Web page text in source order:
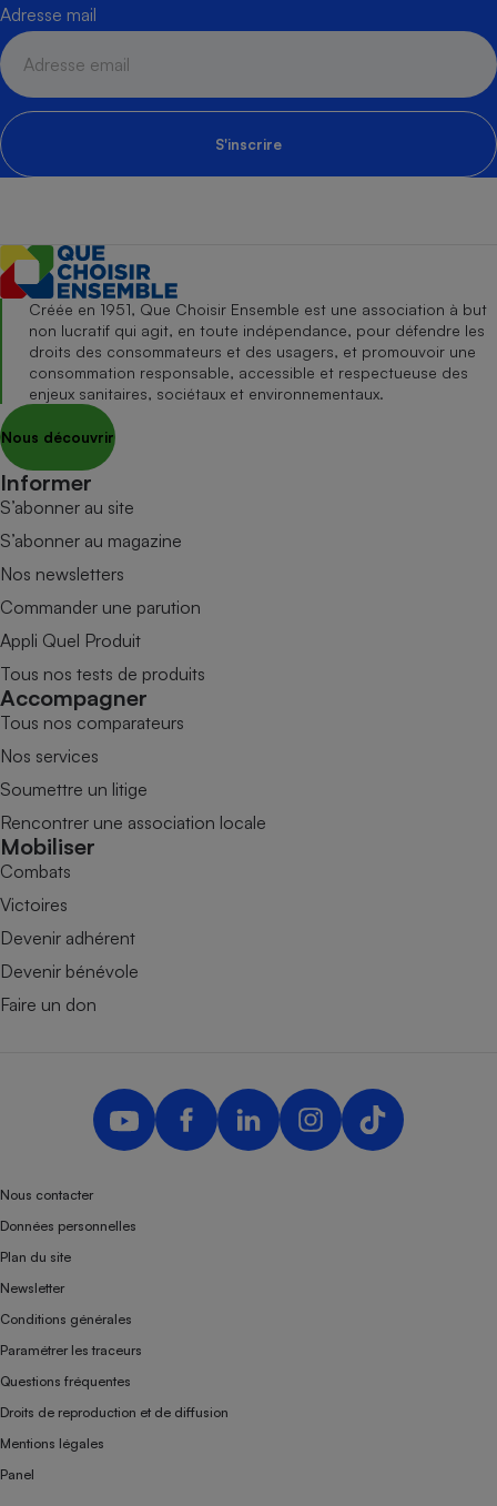
Adresse mail
S'inscrire
Créée en 1951, Que Choisir Ensemble est une association à but
non lucratif qui agit, en toute indépendance, pour défendre les
droits des consommateurs et des usagers, et promouvoir une
consommation responsable, accessible et respectueuse des
enjeux sanitaires, sociétaux et environnementaux.
Nous découvrir
Informer
S’abonner au site
S’abonner au magazine
Nos newsletters
Commander une parution
Appli Quel Produit
Tous nos tests de produits
Accompagner
Tous nos comparateurs
Nos services
Soumettre un litige
Rencontrer une association locale
Mobiliser
Combats
Victoires
Devenir adhérent
Devenir bénévole
Faire un don
Nous contacter
Données personnelles
Plan du site
Newsletter
Conditions générales
Paramétrer les traceurs
Questions fréquentes
Droits de reproduction et de diffusion
Mentions légales
Panel